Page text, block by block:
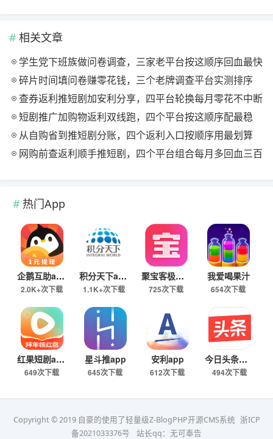
相关文章
学生党下班族做问卷调查，三家老平台按这顺序回血最快
碎片时间填问卷赚零花钱，三个老牌调查平台实测排序
查券返利推短剧加安利分享，四平台轮换每月零花不中断
短剧推广加购物返利双线跑，四个平台按这顺序配最稳
从自购省到推短剧分账，四个返利入口按顺序用最划算
网购前查返利顺手推短剧，四个平台组合每月多回血三百
热门App
企鹅互助app
2.0K+次下载
积分天下app
1.1K+次下载
聚宝客极速版
725次下载
我爱喝果汁
654次下载
红果短剧app
649次下载
星斗推app
645次下载
安利app
612次下载
今日头条极速版下载
494次下载
Copyright © 2019 自豪的使用了轻量级Z-BlogPHP开源CMS系统 浙ICP
备2021033376号
站长qq：无可奉告